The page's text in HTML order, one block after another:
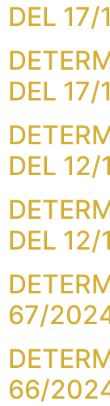
DEL
DEL
DEL
DEL
67/
66/